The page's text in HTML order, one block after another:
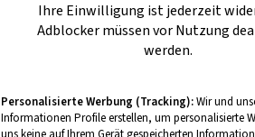
Ihre Einwilligung ist jederzeit
Adblocker müssen vor Nutzung
werden.
Personalisierte Werbung (Tracking):Wir und
Informationen Profile erstellen, um personalisierte